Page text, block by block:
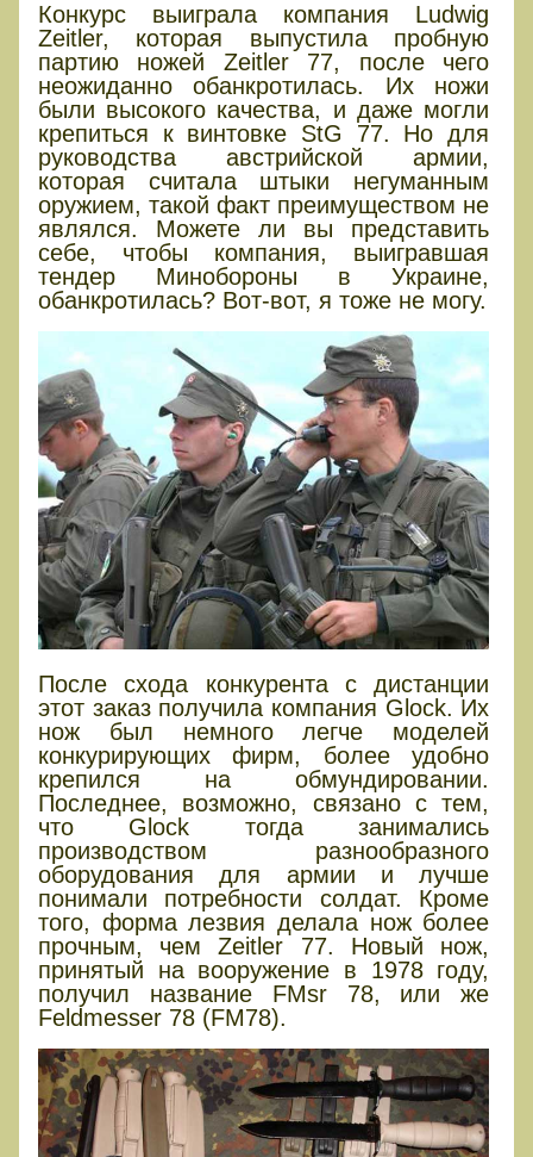
Конкурс выиграла компания Ludwig
Zeitler, которая выпустила пробную
партию ножей Zeitler 77, после чего
неожиданно обанкротилась. Их ножи
были высокого качества, и даже могли
крепиться к винтовке StG 77. Но для
руководства австрийской армии,
которая считала штыки негуманным
оружием, такой факт преимуществом не
являлся. Можете ли вы представить
себе, чтобы компания, выигравшая
тендер Минобороны в Украине,
обанкротилась? Вот-вот, я тоже не могу.
После схода конкурента с дистанции
этот заказ получила компания Glock. Их
нож был немного легче моделей
конкурирующих фирм, более удобно
крепился на обмундировании.
Последнее, возможно, связано с тем,
что Glock тогда занимались
производством разнообразного
оборудования для армии и лучше
понимали потребности солдат. Кроме
того, форма лезвия делала нож более
прочным, чем Zeitler 77. Новый нож,
принятый на вооружение в 1978 году,
получил название FMsr 78, или же
Feldmesser 78 (FM78).